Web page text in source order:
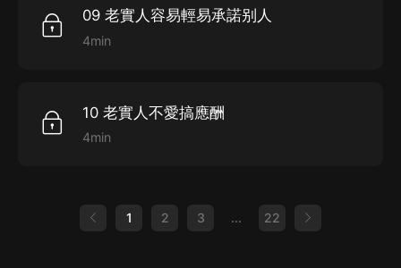
09 老實人容易輕易承諾别人
4min
10 老實人不愛搞應酬
4min
1 2 3 ... 22